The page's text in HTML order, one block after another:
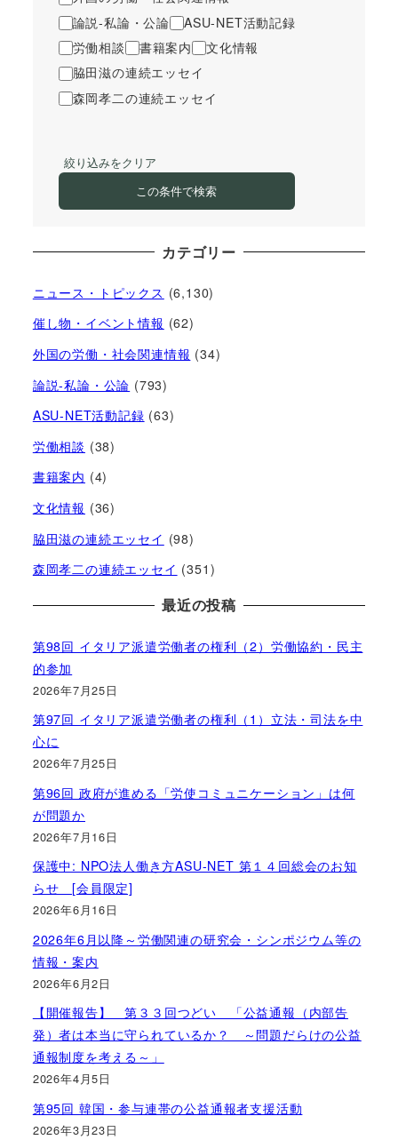
論説-私論・公論
ASU-NET活動記録
労働相談
書籍案内
文化情報
脇田滋の連続エッセイ
森岡孝二の連続エッセイ
絞り込みをクリア
この条件で検索
カテゴリー
ニュース・トピックス (6,130)
催し物・イベント情報 (62)
外国の労働・社会関連情報 (34)
論説-私論・公論 (793)
ASU-NET活動記録 (63)
労働相談 (38)
書籍案内 (4)
文化情報 (36)
脇田滋の連続エッセイ (98)
森岡孝二の連続エッセイ (351)
最近の投稿
第98回 イタリア派遣労働者の権利（2）労働協約・民主
的参加
2026年7月25日
第97回 イタリア派遣労働者の権利（1）立法・司法を中
心に
2026年7月25日
第96回 政府が進める「労使コミュニケーション」は何
が問題か
2026年7月16日
保護中: NPO法人働き方ASU-NET 第１４回総会のお知
らせ [会員限定]
2026年6月16日
2026年6月以降～労働関連の研究会・シンポジウム等の
情報・案内
2026年6月2日
【開催報告】 第３３回つどい 「公益通報（内部告
発）者は本当に守られているか？ ～問題だらけの公益
通報制度を考える～」
2026年4月5日
第95回 韓国・参与連帯の公益通報者支援活動
2026年3月23日